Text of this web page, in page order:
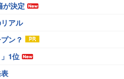
が決定
アル
ン？
1位